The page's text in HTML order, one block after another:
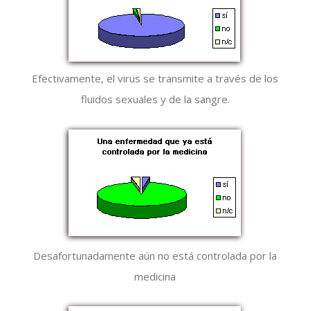
Efectivamente, el virus se transmite a través de los
fluidos sexuales y de la sangre.
Desafortunadamente aún no está controlada por la
medicina